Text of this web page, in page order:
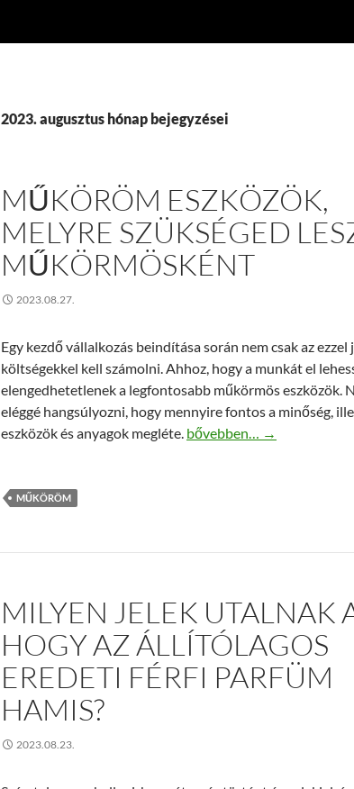
2023. augusztus hónap bejegyzései
MŰKÖRÖM ESZKÖZÖK,
MELYRE SZÜKSÉGED
MŰKÖRMÖSKÉNT
2023.08.27.
Egy kezdő vállalkozás beindítása során nem csak az ezzel
költségekkel kell számolni. Ahhoz, hogy a munkát el
elengedhetetlenek a legfontosabb műkörmös eszközök.
eléggé hangsúlyozni, hogy mennyire fontos a minőség,
eszközök és anyagok megléte. Műköröm eszközök,
bővebben… →
MŰKÖRÖM
MILYEN JELEK UTALNAK
HOGY AZ ÁLLÍTÓLAGOS
EREDETI FÉRFI PARFÜM
HAMIS?
2023.08.23.